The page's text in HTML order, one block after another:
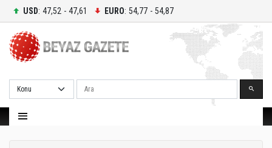
USD: 47,52 - 47,61 EURO: 54,77 - 54,87
Ara